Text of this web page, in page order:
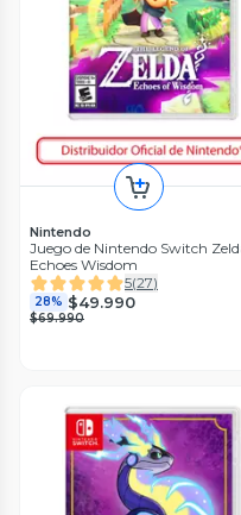
Nintendo
Juego de Nintendo Switch
Echoes Wisdom
5(27)
28% $49.990
$69.990